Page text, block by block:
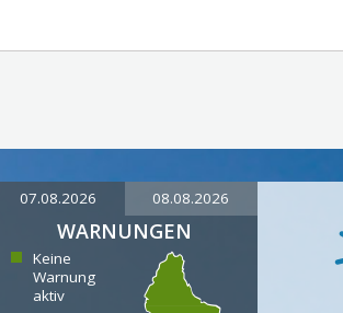
07.08.2026 08.08.2026
WARNUNGEN
Keine
Warnung
aktiv